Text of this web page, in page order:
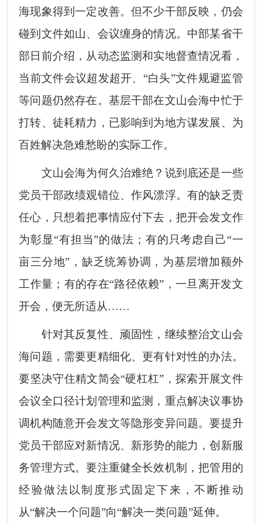
海现象得到一定改善。但不少干部反映，仍会
碰到文件如山、会议缠身的情况。中部某省干
部日前介绍，从动态监测和实地督查情况看，
当前文件会议超发超开、“白头”文件规避监管
等问题仍然存在。基层干部在文山会海中忙于
打转、徒耗精力，已影响到为地方谋发展、为
百姓解决急难愁盼的实际工作。
文山会海为何久治难绝？说到底还是一些
党员干部政绩观错位、作风漂浮。有的缺乏责
任心，只想着把事情应付下去，把开会发文作
为彰显“有担当”的做法；有的只考虑自己“一
亩三分地”，缺乏统筹协调，为基层增加额外
工作量；有的存在“路径依赖”，一旦离开发文
开会，便无所适从……
针对其反复性、顽固性，继续整治文山会
海问题，需要更精细化、更有针对性的办法。
要坚决守住精文简会“硬杠杠”，探索开展文件
会议全口径计划管理和监测，重点解决议事协
调机构随意开会发文等隐形变异问题。要提升
党员干部应对新情况、新形势的能力，创新服
务管理方式。要注重健全长效机制，把管用的
经验做法以制度形式固定下来，不断推动
从“解决一个问题”向“解决一类问题”延伸。